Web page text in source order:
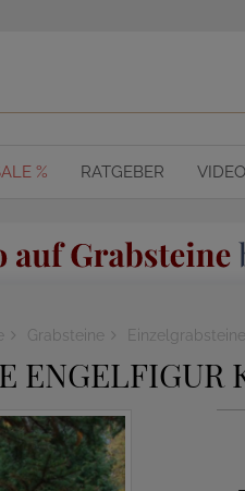
% RATGEBER
Grabsteine Einzelgrabsteine
ENGELFIGUR